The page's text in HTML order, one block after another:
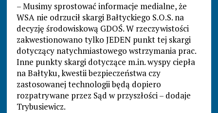
– Musimy sprostować informacje medialne, że
WSA nie odrzucił skargi Bałtyckiego S.O.S. na
decyzję środowiskową GDOŚ. W rzeczywistości
zakwestionowano tylko JEDEN punkt tej skargi
dotyczący natychmiastowego wstrzymania prac.
Inne punkty skargi dotyczące m.in. wyspy ciepła
na Bałtyku, kwestii bezpieczeństwa czy
zastosowanej technologii będą dopiero
rozpatrywane przez Sąd w przyszłości – dodaje
Trybusiewicz.